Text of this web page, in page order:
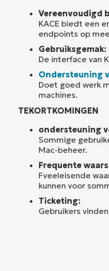
Vereenvoudigd
KACE biedt een
endpoints op
Gebruiksgemak:
De interface van
Ondersteuning
Doet goed werk
machines.
TEKORTKOMINGEN
ondersteuning
Sommige
Mac-beheer.
Frequente
Fveeleisende
kunnen voor
Ticketing:
Gebruikers